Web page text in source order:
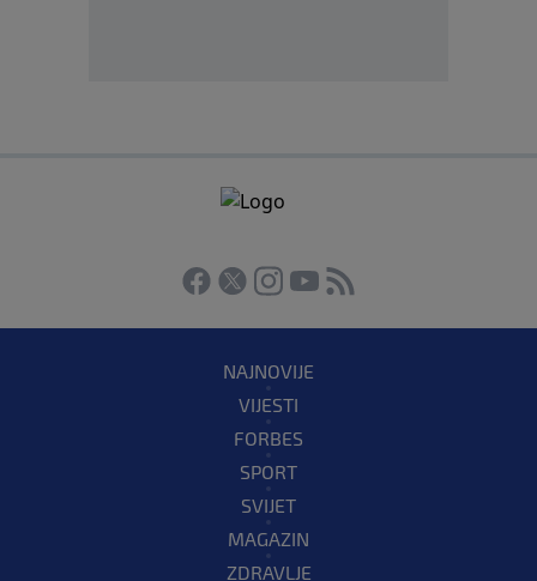
NAJNOVIJE
VIJESTI
FORBES
SPORT
SVIJET
MAGAZIN
ZDRAVLJE